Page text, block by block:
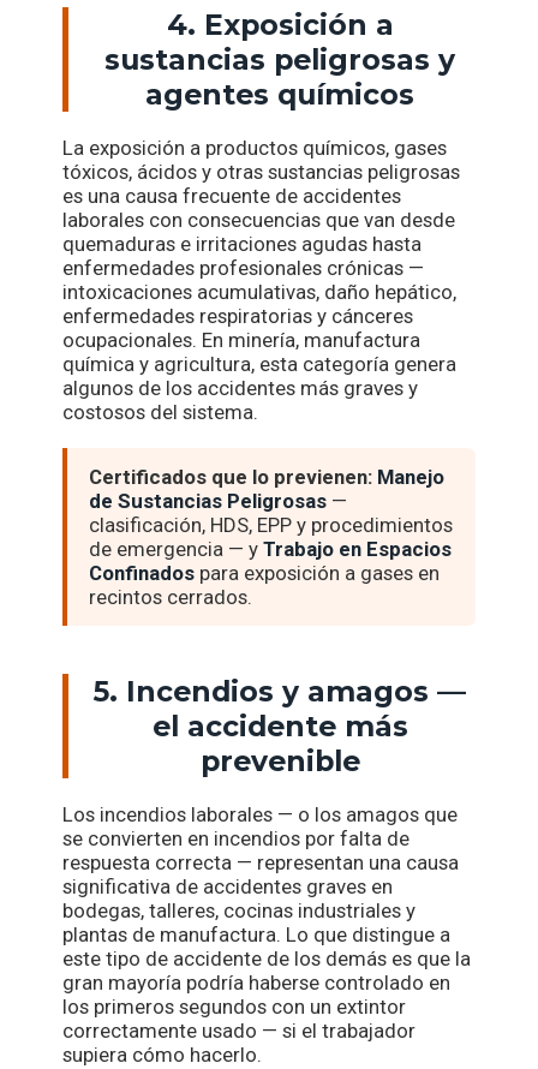
4. Exposición a
sustancias peligrosas y
agentes químicos
La exposición a productos químicos, gases
tóxicos, ácidos y otras sustancias peligrosas
es una causa frecuente de accidentes
laborales con consecuencias que van desde
quemaduras e irritaciones agudas hasta
enfermedades profesionales crónicas —
intoxicaciones acumulativas, daño hepático,
enfermedades respiratorias y cánceres
ocupacionales. En minería, manufactura
química y agricultura, esta categoría genera
algunos de los accidentes más graves y
costosos del sistema.
Certificados que lo previenen: Manejo
de Sustancias Peligrosas —
clasificación, HDS, EPP y procedimientos
de emergencia — yTrabajo en Espacios
Confinados para exposición a gases en
recintos cerrados.
5. Incendios y amagos —
el accidente más
prevenible
Los incendios laborales — o los amagos que
se convierten en incendios por falta de
respuesta correcta — representan una causa
significativa de accidentes graves en
bodegas, talleres, cocinas industriales y
plantas de manufactura. Lo que distingue a
este tipo de accidente de los demás es que la
gran mayoría podría haberse controlado en
los primeros segundos con un extintor
correctamente usado — si el trabajador
supiera cómo hacerlo.